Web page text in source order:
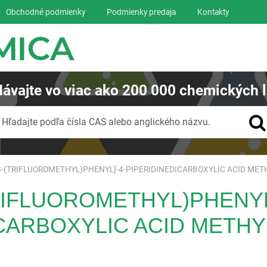
(TRIFLUOROMETHYL)PHENYL]-4-PIPERIDINEDICARBOXYLIC ACID
ACID
Obchodné podmienky Podmienky predaja Kontakty
vo viac ako200 000 chemických
Hľadajte podľa čísla CAS alebo anglického názvu.